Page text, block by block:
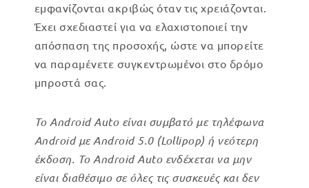
εμφανίζονται ακριβώς όταν τις χρειάζονται.
Έχει σχεδιαστεί για να ελαχιστοποιεί την
απόσπαση της προσοχής, ώστε να μπορείτε
να παραμένετε συγκεντρωμένοι στο δρόμο
μπροστά σας.
Το Android Auto είναι συμβατό με τηλέφωνα
Android με Android 5.0 (Lollipop) ή νεότερη
έκδοση. Το Android Auto ενδέχεται να μην
είναι διαθέσιμο σε όλες τις συσκευές και δεν